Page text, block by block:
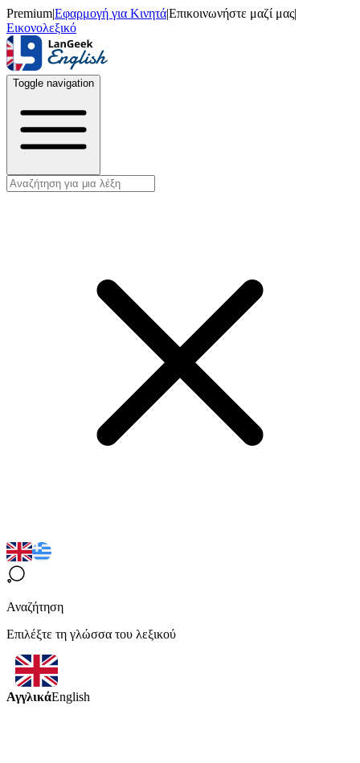
Premium|Εφαρμογή για Κινητά|Επικοινωνήστε μαζί μας|
Εικονολεξικό
Toggle navigation
Αναζήτηση
Επιλέξτε τη γλώσσα του λεξικού
ΑγγλικάEnglish